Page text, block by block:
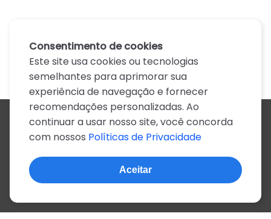
Todos os artistas
A
B C D E F G H I J
N
O P Q R S T U V W X
Z
0-9
Consentimento de cookies
Este site usa cookies ou tecnologias
semelhantes para aprimorar sua
experiência de navegação e fornecer
recomendações personalizadas. Ao
continuar a usar nosso site, você concorda
com nossos Políticas de Privacidade
Aceitar